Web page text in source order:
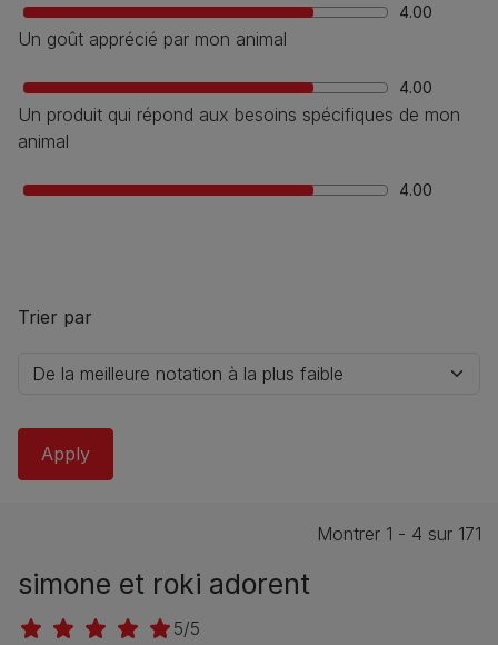
4.00
Un goût apprécié par mon animal
4.00
Un produit qui répond aux besoins spécifiques de mon
animal
4.00
Trier par
Montrer 1 - 4 sur 171
simone et roki adorent
5/5